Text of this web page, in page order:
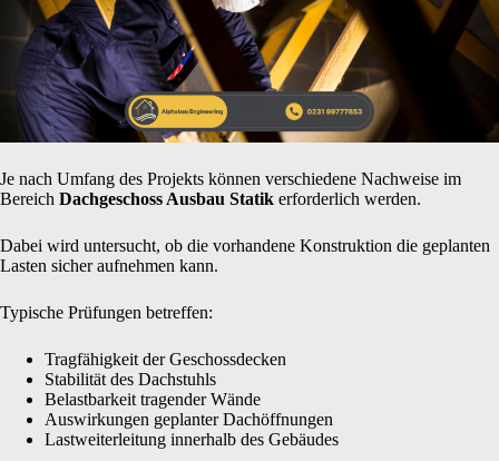
Je nach Umfang des Projekts können verschiedene Nachweise im
Bereich Dachgeschoss Ausbau Statik erforderlich werden.
Dabei wird untersucht, ob die vorhandene Konstruktion die geplanten
Lasten sicher aufnehmen kann.
Typische Prüfungen betreffen:
Tragfähigkeit der Geschossdecken
Stabilität des Dachstuhls
Belastbarkeit tragender Wände
Auswirkungen geplanter Dachöffnungen
Lastweiterleitung innerhalb des Gebäudes